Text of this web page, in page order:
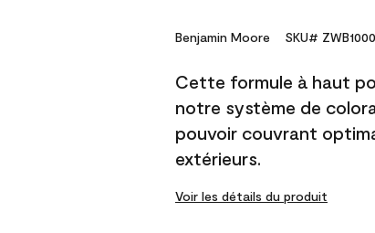
Benjamin Moore SKU#
Cette formule à haut
notre système de
pouvoir couvrant
extérieurs.
Voir les détails du produit